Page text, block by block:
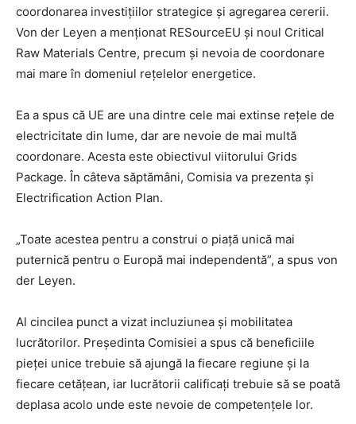
coordonarea investițiilor strategice și agregarea cererii.
Von der Leyen a menționat RESourceEU și noul Critical
Raw Materials Centre, precum și nevoia de coordonare
mai mare în domeniul rețelelor energetice.
Ea a spus că UE are una dintre cele mai extinse rețele de
electricitate din lume, dar are nevoie de mai multă
coordonare. Acesta este obiectivul viitorului Grids
Package. În câteva săptămâni, Comisia va prezenta și
Electrification Action Plan.
„Toate acestea pentru a construi o piață unică mai
puternică pentru o Europă mai independentă”, a spus von
der Leyen.
Al cincilea punct a vizat incluziunea și mobilitatea
lucrătorilor. Președinta Comisiei a spus că beneficiile
pieței unice trebuie să ajungă la fiecare regiune și la
fiecare cetățean, iar lucrătorii calificați trebuie să se poată
deplasa acolo unde este nevoie de competențele lor.